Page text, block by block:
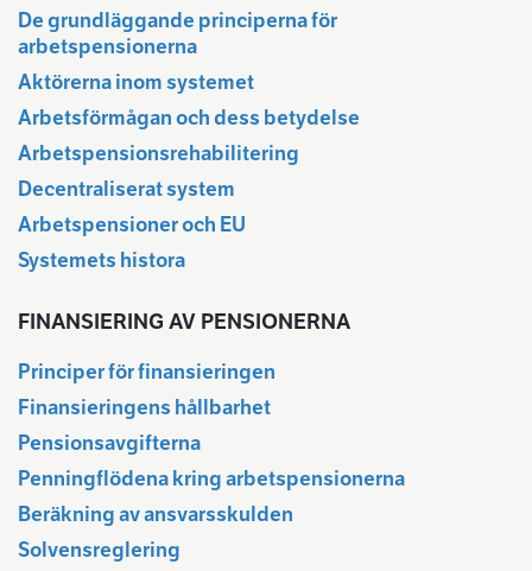
De grundläggande principerna för
arbetspensionerna
Aktörerna inom systemet
Arbetsförmågan och dess betydelse
Arbetspensionsrehabilitering
Decentraliserat system
Arbetspensioner och EU
Systemets histora
FINANSIERING AV PENSIONERNA
Principer för finansieringen
Finansieringens hållbarhet
Pensionsavgifterna
Penningflödena kring arbetspensionerna
Beräkning av ansvarsskulden
Solvensreglering